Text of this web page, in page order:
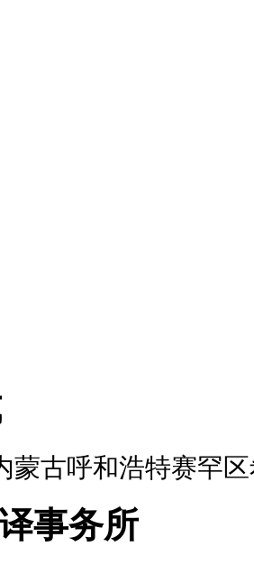
蒙古呼和浩特赛罕
事务所